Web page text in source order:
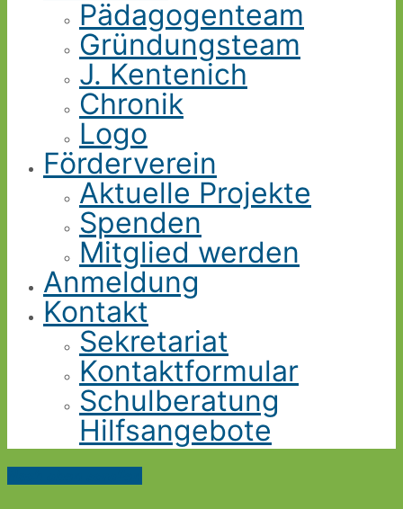
Pädagogenteam
Gründungsteam
J. Kentenich
Chronik
Logo
Förderverein
Aktuelle Projekte
Spenden
Mitglied werden
Anmeldung
Kontakt
Sekretariat
Kontaktformular
Schulberatung
Hilfsangebote